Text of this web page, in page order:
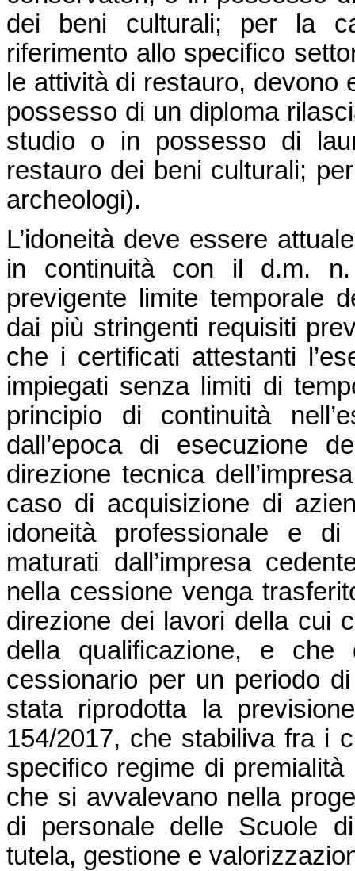
dei beni culturali; per la
riferimento allo specifico
le attività di restauro, devono
possesso di un diploma
studio o in possesso di
restauro dei beni culturali;
archeologi).
L’idoneità deve essere
in continuità con il d.m.
previgente limite temporale
dai più stringenti requisiti
che i certificati attestanti
impiegati senza limiti di
principio di continuità
dall’epoca di esecuzione
direzione tecnica
caso di acquisizione di
idoneità professionale e
maturati dall’impresa
nella cessione venga
direzione dei lavori della cui
della qualificazione, e che
cessionario per un periodo
stata riprodotta la
154/2017, che stabiliva fra i
specifico regime di
che si avvalevano nella
di personale delle Scuole
tutela, gestione e